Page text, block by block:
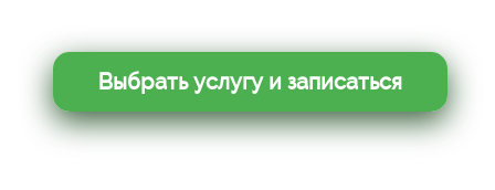
Выбрать услугу и записаться